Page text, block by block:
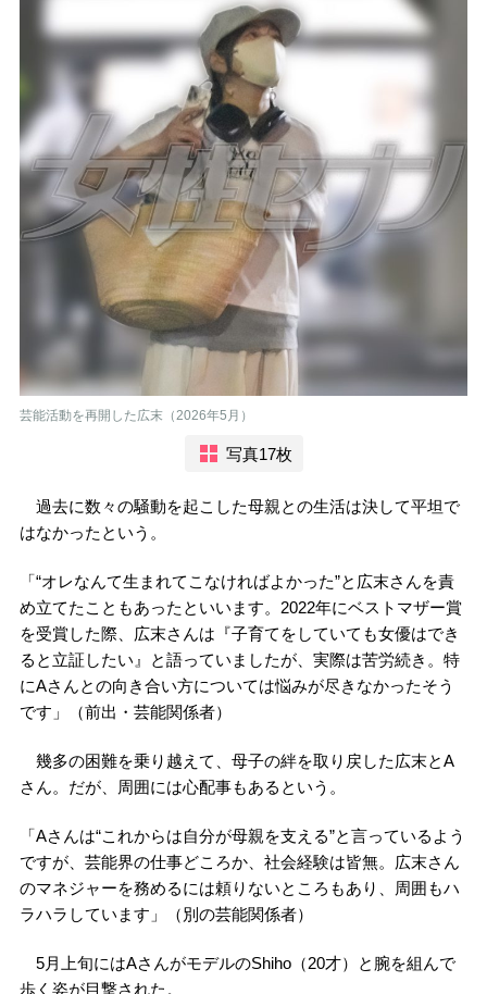
芸能活動を再開した広末（2026年5月）
写真17枚
過去に数々の騒動を起こした母親との生活は決して平坦で
はなかったという。
「“オレなんて生まれてこなければよかった”と広末さんを責
め立てたこともあったといいます。2022年にベストマザー賞
を受賞した際、広末さんは『子育てをしていても女優はでき
ると立証したい』と語っていましたが、実際は苦労続き。特
にAさんとの向き合い方については悩みが尽きなかったそう
です」（前出・芸能関係者）
幾多の困難を乗り越えて、母子の絆を取り戻した広末とA
さん。だが、周囲には心配事もあるという。
「Aさんは“これからは自分が母親を支える”と言っているよう
ですが、芸能界の仕事どころか、社会経験は皆無。広末さん
のマネジャーを務めるには頼りないところもあり、周囲もハ
ラハラしています」（別の芸能関係者）
5月上旬にはAさんがモデルのShiho（20才）と腕を組んで
歩く姿が目撃された。